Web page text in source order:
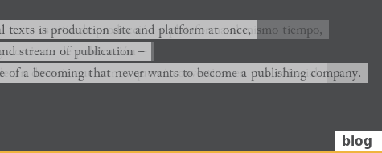
texts es sitio de producción y plataforma al mismo tiempo,
corriente de publicación −
un devenir que nunca querrá convertirse en una editorial.
texts is production site and platform at once,
stream of publication −
of a becoming that never wants to become a publishing company.
blog